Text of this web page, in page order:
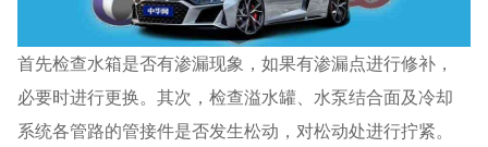
首先检查水箱是否有渗漏现象，如果有渗漏点进行修补，
必要时进行更换。其次，检查溢水罐、水泵结合面及冷却
系统各管路的管接件是否发生松动，对松动处进行拧紧。